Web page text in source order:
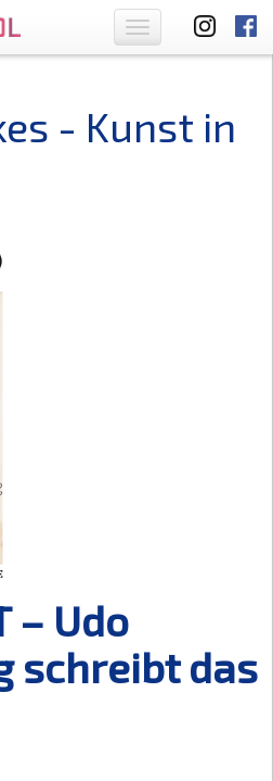
Toggle
navigation
- Kunst in
– Udo
schreibt das